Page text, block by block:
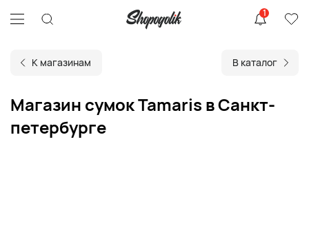
1
К магазинам В каталог
Магазин сумок Tamaris в Санкт-
петербурге